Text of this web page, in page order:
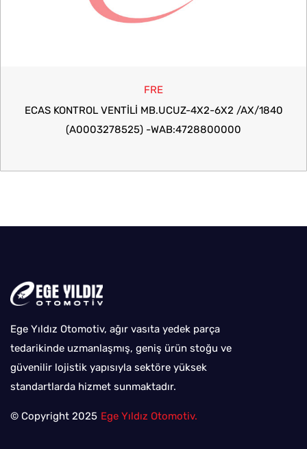
FRE
ECAS KONTROL VENTİLİ MB.UCUZ-4X2-6X2 /AX/1840
(A0003278525) -WAB:4728800000
Ege Yıldız Otomotiv, ağır vasıta yedek parça
tedarikinde uzmanlaşmış, geniş ürün stoğu ve
güvenilir lojistik yapısıyla sektöre yüksek
standartlarda hizmet sunmaktadır.
© Copyright 2025 Ege Yıldız Otomotiv.